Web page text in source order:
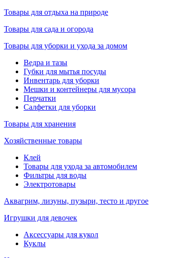
Товары для отдыха на природе
Товары для сада и огорода
Товары для уборки и ухода за домом
Ведра и тазы
Губки для мытья посуды
Инвентарь для уборки
Мешки и контейнеры для мусора
Перчатки
Салфетки для уборки
Товары для хранения
Хозяйственные товары
Клей
Товары для ухода за автомобилем
Фильтры для воды
Электротовары
Аквагрим, лизуны, пузыри, тесто и другое
Игрушки для девочек
Аксессуары для кукол
Куклы